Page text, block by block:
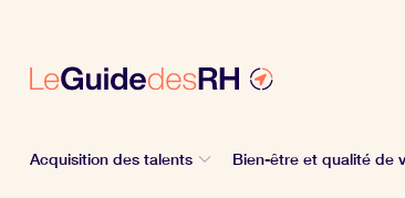
Acquisition des talents Bien-être et qualité de